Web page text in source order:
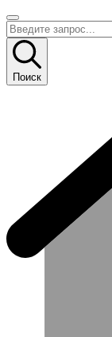
Поиск